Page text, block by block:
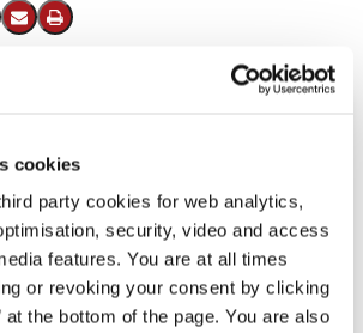
cookies
party cookies for web analytics,
security, video and access
features. You are at all times
or revoking your consent by clicking
at the bottom of the page. You are also
(Twitter)
på LinkedIn
Send email
Print